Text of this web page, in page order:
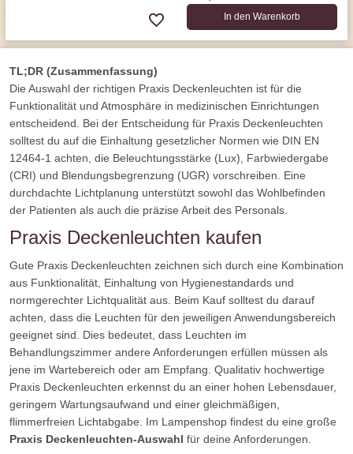
In den Warenkorb
TL;DR (Zusammenfassung)
Die Auswahl der richtigen Praxis Deckenleuchten ist für die
Funktionalität und Atmosphäre in medizinischen Einrichtungen
entscheidend. Bei der Entscheidung für Praxis Deckenleuchten
solltest du auf die Einhaltung gesetzlicher Normen wie DIN EN
12464-1 achten, die Beleuchtungsstärke (Lux), Farbwiedergabe
(CRI) und Blendungsbegrenzung (UGR) vorschreiben. Eine
durchdachte Lichtplanung unterstützt sowohl das Wohlbefinden
der Patienten als auch die präzise Arbeit des Personals.
Praxis Deckenleuchten kaufen
Gute Praxis Deckenleuchten zeichnen sich durch eine Kombination
aus Funktionalität, Einhaltung von Hygienestandards und
normgerechter Lichtqualität aus. Beim Kauf solltest du darauf
achten, dass die Leuchten für den jeweiligen Anwendungsbereich
geeignet sind. Dies bedeutet, dass Leuchten im
Behandlungszimmer andere Anforderungen erfüllen müssen als
jene im Wartebereich oder am Empfang. Qualitativ hochwertige
Praxis Deckenleuchten erkennst du an einer hohen Lebensdauer,
geringem Wartungsaufwand und einer gleichmäßigen,
flimmerfreien Lichtabgabe. Im Lampenshop findest du eine große
Praxis Deckenleuchten-Auswahl für deine Anforderungen.